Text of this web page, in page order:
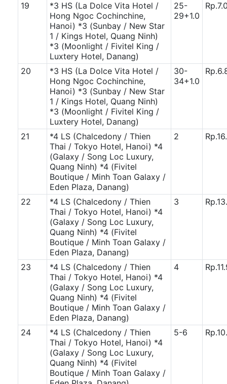
19
*3 HS (La Dolce Vita Hotel /
Hong Ngoc Cochinchine,
Hanoi) *3 (Sunbay / New Star
1 / Kings Hotel, Quang Ninh)
*3 (Moonlight / Fivitel King /
Luxtery Hotel, Danang)
25-
29+1.0
20
*3 HS (La Dolce Vita Hotel /
Hong Ngoc Cochinchine,
Hanoi) *3 (Sunbay / New Star
1 / Kings Hotel, Quang Ninh)
*3 (Moonlight / Fivitel King /
Luxtery Hotel, Danang)
30-
34+1.0
21
*4 LS (Chalcedony / Thien
Thai / Tokyo Hotel, Hanoi) *4
(Galaxy / Song Loc Luxury,
Quang Ninh) *4 (Fivitel
Boutique / Minh Toan Galaxy /
Eden Plaza, Danang)
2
22
*4 LS (Chalcedony / Thien
Thai / Tokyo Hotel, Hanoi) *4
(Galaxy / Song Loc Luxury,
Quang Ninh) *4 (Fivitel
Boutique / Minh Toan Galaxy /
Eden Plaza, Danang)
3
23
*4 LS (Chalcedony / Thien
Thai / Tokyo Hotel, Hanoi) *4
(Galaxy / Song Loc Luxury,
Quang Ninh) *4 (Fivitel
Boutique / Minh Toan Galaxy /
Eden Plaza, Danang)
4
24
*4 LS (Chalcedony / Thien
Thai / Tokyo Hotel, Hanoi) *4
(Galaxy / Song Loc Luxury,
Quang Ninh) *4 (Fivitel
Boutique / Minh Toan Galaxy /
5-6